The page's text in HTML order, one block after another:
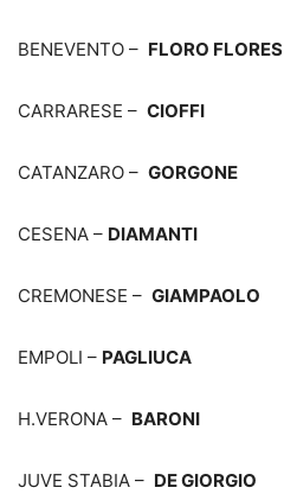
BENEVENTO – FLORO FLORES
CARRARESE – CIOFFI
CATANZARO – GORGONE
CESENA – DIAMANTI
CREMONESE – GIAMPAOLO
EMPOLI – PAGLIUCA
H.VERONA – BARONI
JUVE STABIA – DE GIORGIO